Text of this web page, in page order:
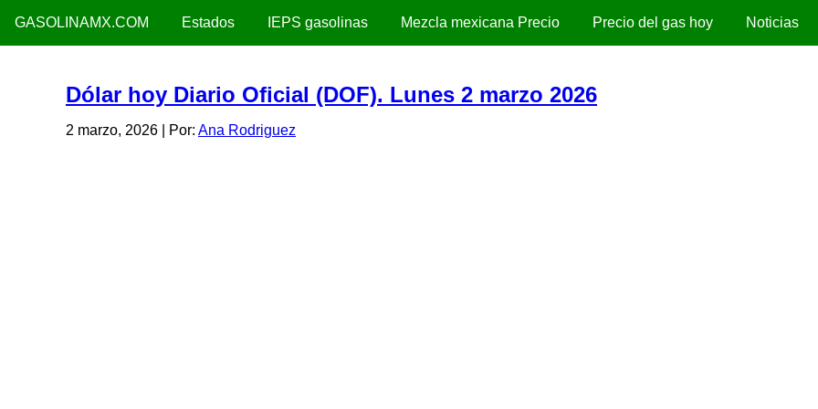
GASOLINAMX.COM Estados IEPS gasolinas Mezcla mexicana Precio Precio del gas hoy Noticias
Dólar hoy Diario Oficial (DOF). Lunes 2 marzo 2026
2 marzo, 2026 | Por: Ana Rodriguez